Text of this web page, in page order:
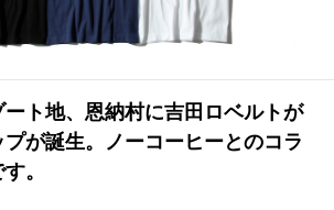
#マイナーグッド図鑑
ん。 #MONTHLY JOURNAL
#フイナムのYouTube
#FOCUS IT #AH.H
#MUSIC #MOVIE
#SNEAKER
ト地、恩納村に吉田ロベルトが
が誕生。ノーコーヒーとのコラ
。